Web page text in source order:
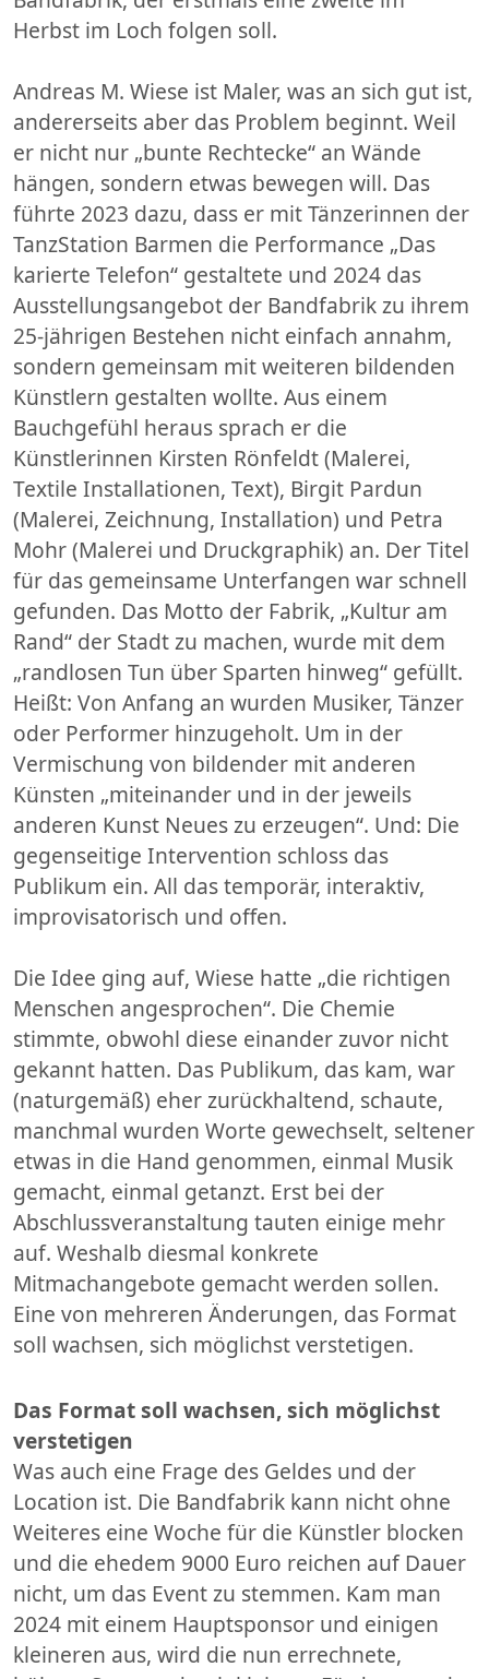
Herbst im Loch folgen soll.
Andreas M. Wiese ist Maler, was an sich gut ist,
andererseits aber das Problem beginnt. Weil
er nicht nur „bunte Rechtecke“ an Wände
hängen, sondern etwas bewegen will. Das
führte 2023 dazu, dass er mit Tänzerinnen der
TanzStation Barmen die Performance „Das
karierte Telefon“ gestaltete und 2024 das
Ausstellungsangebot der Bandfabrik zu ihrem
25-jährigen Bestehen nicht einfach annahm,
sondern gemeinsam mit weiteren bildenden
Künstlern gestalten wollte. Aus einem
Bauchgefühl heraus sprach er die
Künstlerinnen Kirsten Rönfeldt (Malerei,
Textile Installationen, Text), Birgit Pardun
(Malerei, Zeichnung, Installation) und Petra
Mohr (Malerei und Druckgraphik) an. Der Titel
für das gemeinsame Unterfangen war schnell
gefunden. Das Motto der Fabrik, „Kultur am
Rand“ der Stadt zu machen, wurde mit dem
„randlosen Tun über Sparten hinweg“ gefüllt.
Heißt: Von Anfang an wurden Musiker, Tänzer
oder Performer hinzugeholt. Um in der
Vermischung von bildender mit anderen
Künsten „miteinander und in der jeweils
anderen Kunst Neues zu erzeugen“. Und: Die
gegenseitige Intervention schloss das
Publikum ein. All das temporär, interaktiv,
improvisatorisch und offen.
Die Idee ging auf, Wiese hatte „die richtigen
Menschen angesprochen“. Die Chemie
stimmte, obwohl diese einander zuvor nicht
gekannt hatten. Das Publikum, das kam, war
(naturgemäß) eher zurückhaltend, schaute,
manchmal wurden Worte gewechselt, seltener
etwas in die Hand genommen, einmal Musik
gemacht, einmal getanzt. Erst bei der
Abschlussveranstaltung tauten einige mehr
auf. Weshalb diesmal konkrete
Mitmachangebote gemacht werden sollen.
Eine von mehreren Änderungen, das Format
soll wachsen, sich möglichst verstetigen.
Das Format soll wachsen, sich möglichst
verstetigen
Was auch eine Frage des Geldes und der
Location ist. Die Bandfabrik kann nicht ohne
Weiteres eine Woche für die Künstler blocken
und die ehedem 9000 Euro reichen auf Dauer
nicht, um das Event zu stemmen. Kam man
2024 mit einem Hauptsponsor und einigen
kleineren aus, wird die nun errechnete,